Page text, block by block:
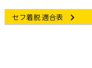
Other link
セフ着脱 適合表